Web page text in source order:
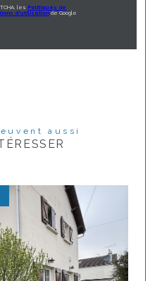
les Politiques de
d'utilisationde Google
aussi